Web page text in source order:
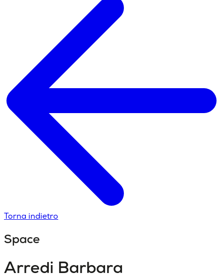
Torna indietro
Space
Arredi Barbara